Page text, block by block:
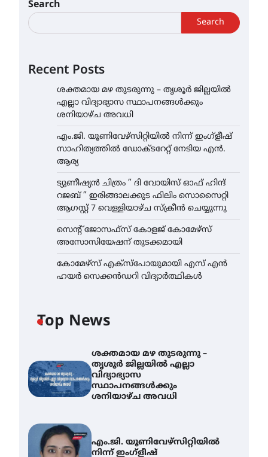
Search
Search
Recent Posts
ശക്തമായ മഴ തുടരുന്നു – തൃശൂർ ജില്ലയിൽ
എല്ലാ വിദ്യാഭ്യാസ സ്ഥാപനങ്ങൾക്കും
ശനിയാഴ്ച അവധി
എം.ജി. യൂണിവേഴ്‌സിറ്റിയിൽ നിന്ന് ഇംഗ്ളീഷ്
സാഹിത്യത്തിൽ ഡോക്ടറേറ്റ് നേടിയ എൻ.
ആര്യ
ട്യുണീഷ്യൻ ചിത്രം ” ദി വോയിസ് ഓഫ് ഹിന്ദ്
റജബ് ” ഇരിങ്ങാലക്കുട ഫിലിം സൊസൈറ്റി
ആഗസ്റ്റ് 7 വെള്ളിയാഴ്ച സ്‌ക്രീൻ ചെയ്യുന്നു
സെന്റ് ജോസഫ്സ് കോളജ് കോമേഴ്‌സ്
അസോസിയേഷന് തുടക്കമായി
കോമേഴ്സ് എക്സ്പോയുമായി എസ് എൻ
ഹയർ സെക്കൻഡറി വിദ്യാർത്ഥികൾ
Top News
ശക്തമായ മഴ തുടരുന്നു –
തൃശൂർ ജില്ലയിൽ എല്ലാ
വിദ്യാഭ്യാസ
സ്ഥാപനങ്ങൾക്കും
ശനിയാഴ്ച അവധി
എം.ജി. യൂണിവേഴ്‌സിറ്റിയിൽ
നിന്ന് ഇംഗ്ളീഷ്